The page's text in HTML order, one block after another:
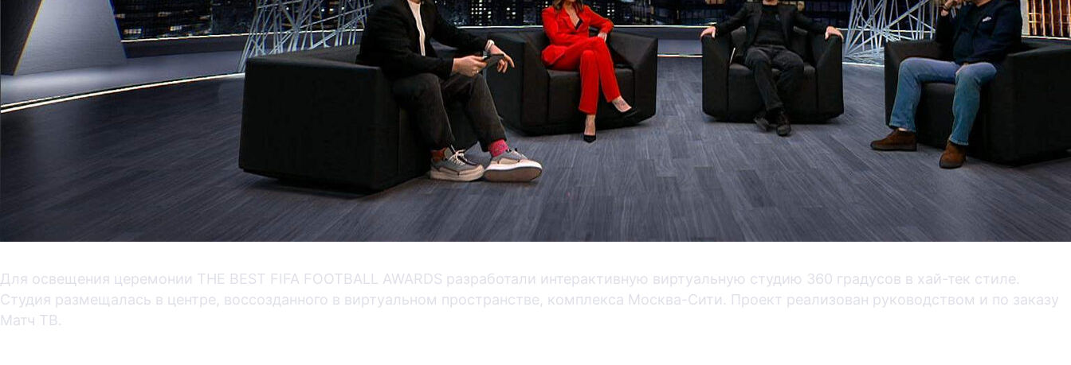
Для освещения церемонии THE BEST FIFA FOOTBALL AWARDS разработали интерактивную виртуальную студию 360 градусов в хай-тек стиле.
Студия размещалась в центре, воссозданного в виртуальном пространстве, комплекса Москва-Сити. Проект реализован руководством и по заказу
Матч ТВ.